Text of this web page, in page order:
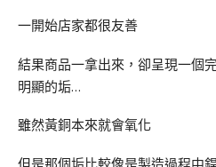
一開始店家都很友善
結果商品一拿出來，卻呈現一個
明顯的垢…
雖然黃銅本來就會氧化